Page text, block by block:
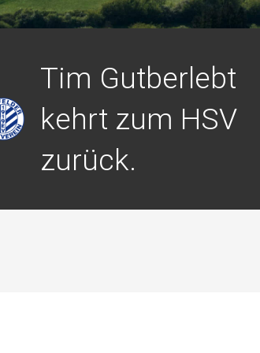
Tim Gutberlebt
kehrt zum HSV
zurück.